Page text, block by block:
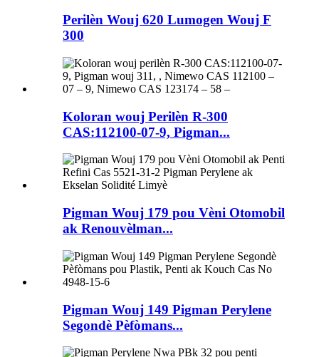
Perilèn Wouj 620 Lumogen Wouj F
300
Koloran wouj Perilèn R-300
CAS:112100-07-9, Pigman...
Pigman Wouj 179 pou Vèni Otomobil
ak Renouvèlman...
Pigman Wouj 149 Pigman Perylene
Segondè Pèfòmans...